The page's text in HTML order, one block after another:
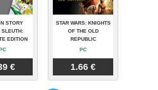
STORY
SLEUTH:
EDITION
€
STAR WARS: KNIGHTS
OF THE OLD
REPUBLIC
PC
1.66 €